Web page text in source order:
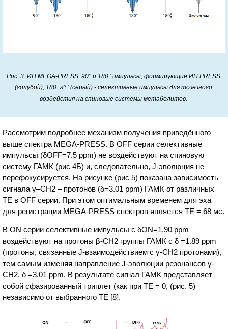
Рис. 3. ИП MEGA-PRESS. 90° и 180° импульсы, формирующие ИП PRESS
(голубой), 180_s^° (серый) - селективные импульсы для точечного
воздейстия на спиновые системы метаболитов.
Рассмотрим подробнее механизм получения приведённого
выше спектра MEGA-PRESS. В OFF серии селективные
импульсы (δOFF=7.5 ppm) не воздействуют на спиновую
систему ГАМК (рис 4Б) и, следовательно, J-эволюция не
перефокусируется. На рисунке (рис 5) показана зависимость
сигнала γ–СН2 – протонов (δ=3.01 ppm) ГАМК от различных
ТЕ в OFF серии. При этом оптимальным временем для эха
для регистрации MEGA-PRESS спектров является TE = 68 мс.
В ON серии селективные импульсы с δON=1.90 ppm
воздействуют на протоны β-CH2 группы ГАМК c δ =1.89 ppm
(протоны, связанные J-взаимодействием с γ-СН2 протонами),
тем самым изменяя направление J-эволюции резонансов γ-
СН2, δ =3.01 ppm. В результате сигнал ГАМК представляет
собой сфазированный триплет (как при TE = 0, (рис. 5)
независимо от выбранного ТЕ [8].